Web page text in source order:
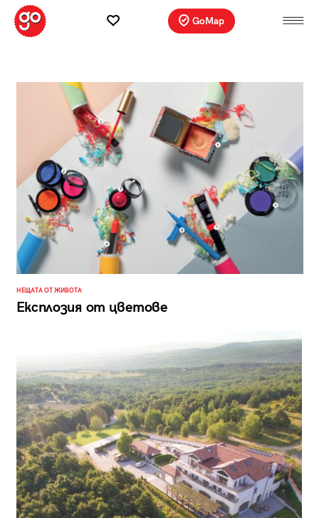
GoMap
НЕЩАТА ОТ ЖИВОТА
Експлозия от цветове